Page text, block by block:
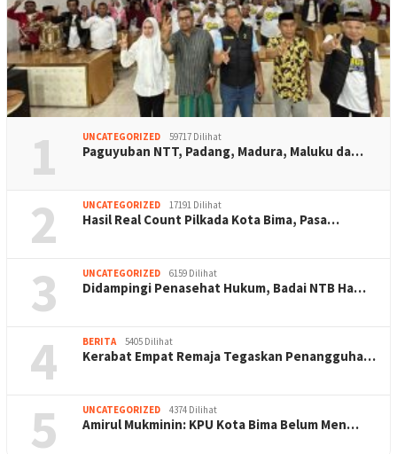
1 UNCATEGORIZED 59717 Dilihat
Paguyuban NTT, Padang, Madura, Maluku da…
2 UNCATEGORIZED 17191 Dilihat
Hasil Real Count Pilkada Kota Bima, Pasa…
3 UNCATEGORIZED 6159 Dilihat
Didampingi Penasehat Hukum, Badai NTB Ha…
4 BERITA 5405 Dilihat
Kerabat Empat Remaja Tegaskan Penangguha…
5 UNCATEGORIZED 4374 Dilihat
Amirul Mukminin: KPU Kota Bima Belum Men…